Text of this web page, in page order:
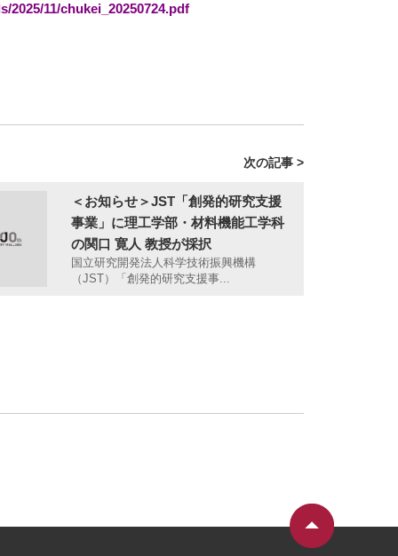
11/chukei_20250724.pdf
次の記事 >
＜お知らせ＞JST「創発的研究支援
事業」に理工学部・材料機能工学科
の関口 寛人 教授が採択
国立研究開発法人科学技術振興機構
（JST）「創発的研究支援事...